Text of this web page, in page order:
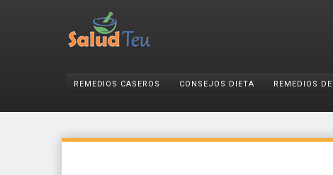
REMEDIOS CASEROS CONSEJOS DIETA REMEDIOS